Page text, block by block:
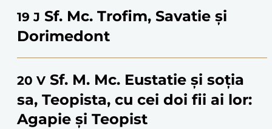
19 J Sf. Mc. Trofim, Savatie și
Dorimedont
20 V Sf. M. Mc. Eustatie și soția
sa, Teopista, cu cei doi fii ai lor:
Agapie și Teopist